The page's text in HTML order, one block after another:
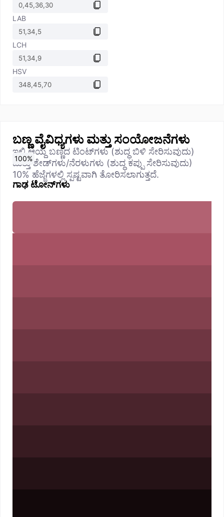
LAB
LCH
HSV
ಬಣ್ಣ ವೈವಿಧ್ಯಗಳು ಮತ್ತು ಸಂಯೋಜನೆಗಳು
ಇಲ್ಲಿ ಆಯ್ದ ಬಣ್ಣದ ಟಿಂಟ್‌ಗಳು (ಶುದ್ಧ ಬಿಳಿ ಸೇರಿಸುವುದು)
ಮತ್ತು ಶೇಡ್‌ಗಳು/ನೆರಳುಗಳು (ಶುದ್ಧ ಕಪ್ಪು ಸೇರಿಸುವುದು)
10% ಹೆಜ್ಜೆಗಳಲ್ಲಿ ಸ್ಪಷ್ಟವಾಗಿ ತೋರಿಸಲಾಗುತ್ತದೆ.
ಗಾಢ ಟೋನ್‌ಗಳು
0%
10%
20%
30%
40%
50%
60%
70%
80%
90%
100%